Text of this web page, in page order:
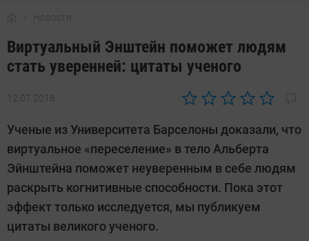
Новости
Виртуальный Энштейн поможет людям
стать уверенней: цитаты ученого
12.07.2018
Автор:
Ученые из Университета Барселоны доказали, что
виртуальное «переселение» в тело Альберта
Эйнштейна поможет неуверенным в себе людям
раскрыть когнитивные способности. Пока этот
эффект только исследуется, мы публикуем
цитаты великого ученого.